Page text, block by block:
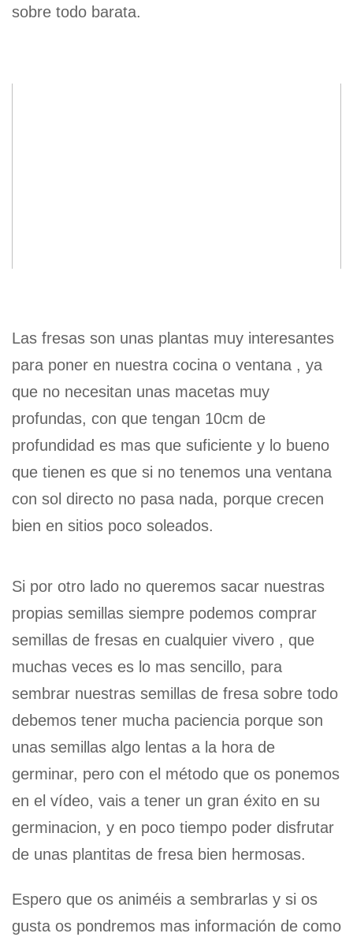
sobre todo barata.
Las fresas son unas plantas muy interesantes
para poner en nuestra cocina o ventana , ya
que no necesitan unas macetas muy
profundas, con que tengan 10cm de
profundidad es mas que suficiente y lo bueno
que tienen es que si no tenemos una ventana
con sol directo no pasa nada, porque crecen
bien en sitios poco soleados.
Si por otro lado no queremos sacar nuestras
propias semillas siempre podemos comprar
semillas de fresas en cualquier vivero , que
muchas veces es lo mas sencillo, para
sembrar nuestras semillas de fresa sobre todo
debemos tener mucha paciencia porque son
unas semillas algo lentas a la hora de
germinar, pero con el método que os ponemos
en el vídeo, vais a tener un gran éxito en su
germinacion, y en poco tiempo poder disfrutar
de unas plantitas de fresa bien hermosas.
Espero que os animéis a sembrarlas y si os
gusta os pondremos mas información de como